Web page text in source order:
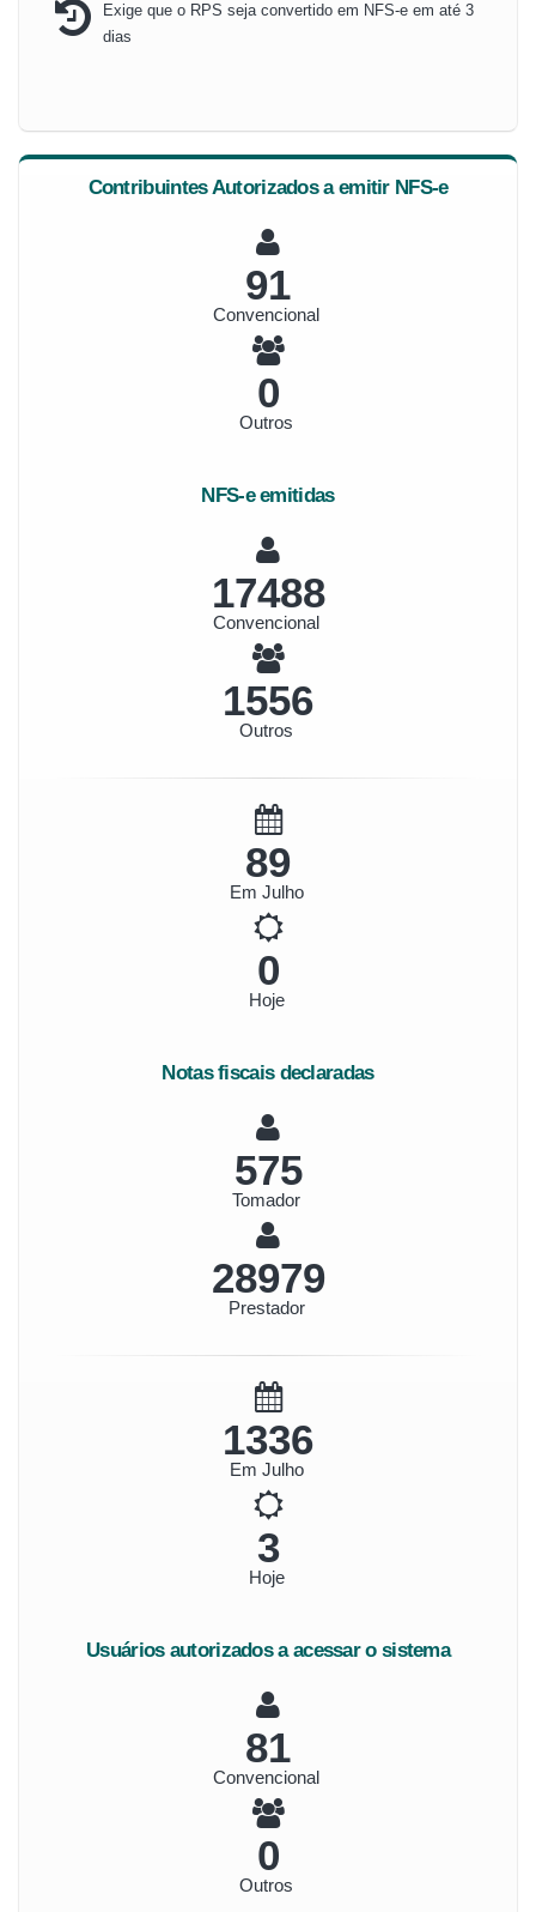
Exige que o RPS seja convertido em NFS-e em até 3
dias
Contribuintes Autorizados a emitir NFS-e
97
Convencional
0
Outros
NFS-e emitidas
18833
Convencional
1675
Outros
96
Em Julho
0
Hoje
Notas fiscais declaradas
619
Tomador
31208
Prestador
1443
Em Julho
4
Hoje
Usuários autorizados a acessar o sistema
87
Convencional
0
Outros